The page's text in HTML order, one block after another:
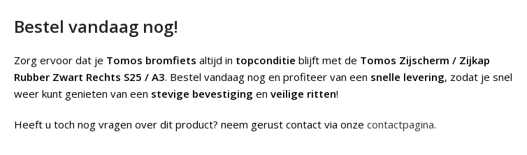
Bestel vandaag nog!
Zorg ervoor dat je Tomos bromfiets altijd in topconditie blijft met de Tomos Zijscherm / Zijkap
Rubber Zwart Rechts S25 / A3. Bestel vandaag nog en profiteer van een snelle levering, zodat je snel
weer kunt genieten van een stevige bevestiging en veilige ritten!
Heeft u toch nog vragen over dit product? neem gerust contact via onze contactpagina.